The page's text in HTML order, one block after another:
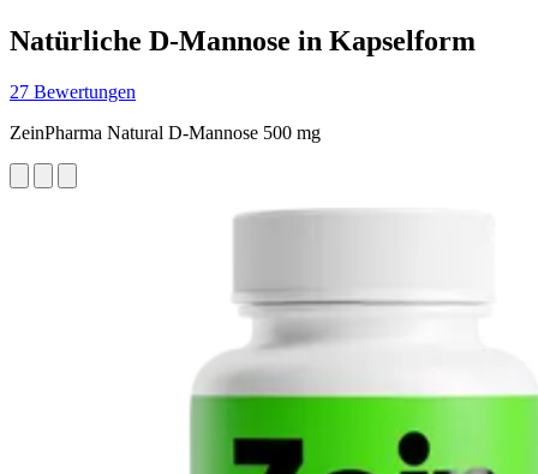
Natürliche D-Mannose in Kapselform
27 Bewertungen
ZeinPharma Natural D-Mannose 500 mg